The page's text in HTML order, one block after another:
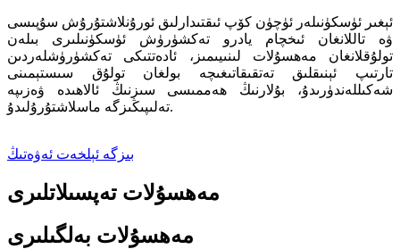
ئېغىر ئۈسكۈنىلەر ئۈچۈن كۆپ ئىقتىدارلىق ئورۇنلاشتۇرۇش سۇپىسى
ۋە تاللانغان ئىخچام يادرو تەكشۈرۈش ئۈسكۈنىلىرى بىلەن
تولۇقلانغان مەھسۇلات لىنىيىمىز، ئادەتتىكى تەكشۈرۈشلەردىن
تارتىپ ئېنىقلىق تەتقىقاتىغىچە بولغان تولۇق سىستېمىنى
شەكىللەندۈرىدۇ، بۇلارنىڭ ھەممىسى سىزنىڭ ئالاھىدە ۋەزىپە
تەلىپىڭىزگە ماسلاشتۇرۇلىدۇ.
بىزگە ئېلخەت ئەۋەتىڭ
مەھسۇلات تەپسىلاتلىرى
مەھسۇلات بەلگىلىرى